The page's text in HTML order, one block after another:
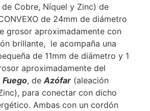
de Cobre, Níquel y Zinc) de
de 24mm de diámetro
grosor aproximadamente con
brillante, le acompaña una
de 11mm de diámetro y 1
aproximadamente del
Fuego, de Azófar (aleación
para conectar con dicho
Ambas con un cordón